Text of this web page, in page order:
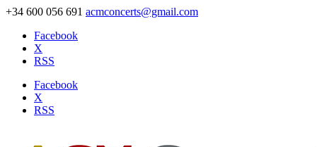
+34 600 056 691 acmconcerts@gmail.com
Facebook
X
RSS
Facebook
X
RSS